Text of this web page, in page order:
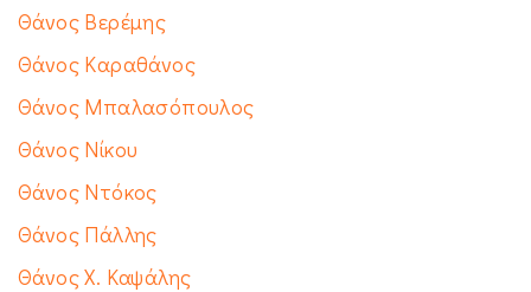
Θάνος Βερέμης
Θάνος Καραθάνος
Θάνος Μπαλασόπουλος
Θάνος Νίκου
Θάνος Ντόκος
Θάνος Πάλλης
Θάνος Χ. Καψάλης